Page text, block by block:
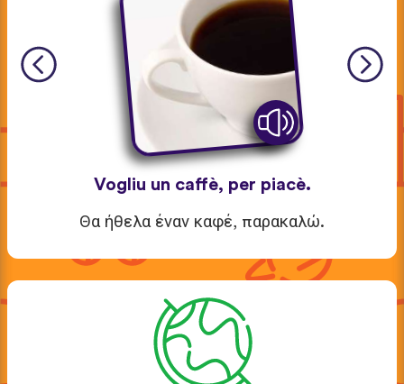
Vogliu un caffè, per piacè.
Θα ήθελα έναν καφέ, παρακαλώ.